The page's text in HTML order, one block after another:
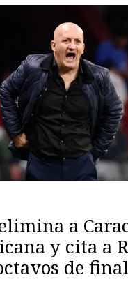
a
y cita a
de final